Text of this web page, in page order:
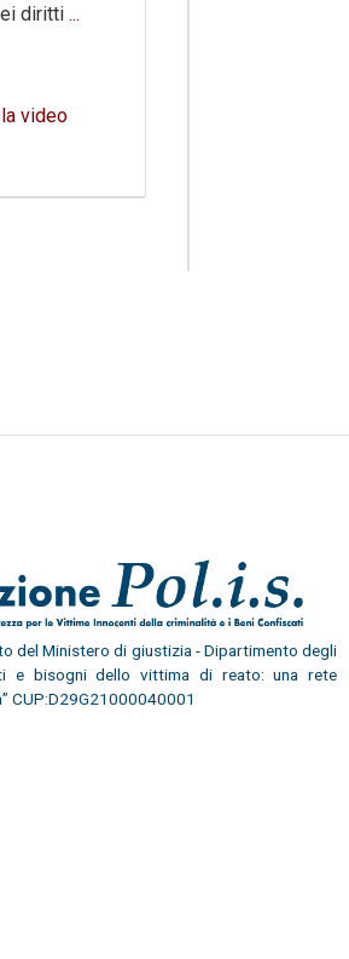
diritti ...
video
del Ministero di giustizia - Dipartimento degli
e bisogni dello vittima di reato: una rete
CUP:D29G21000040001